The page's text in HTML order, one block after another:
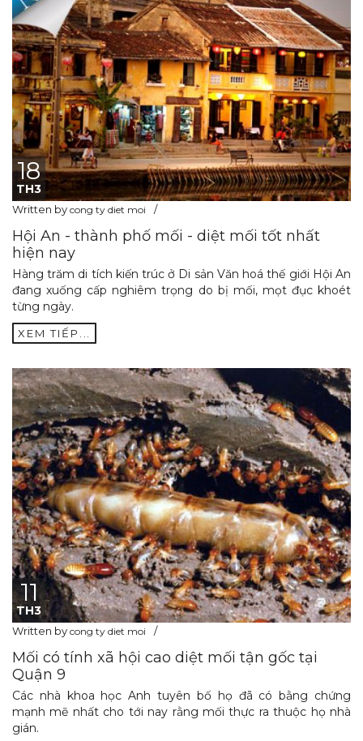
18
TH3
Written by cong ty diet moi
Hội An - thành phố mối - diệt mối tốt nhất
hiện nay
Hàng trăm di tích kiến trúc ở Di sản Văn hoá thế giới Hội An
đang xuống cấp nghiêm trọng do bị mối, mọt đục khoét
từng ngày.
XEM TIẾP...
11
TH3
Written by cong ty diet moi
Mối có tính xã hội cao diệt mối tận gốc tại
Quận 9
Các nhà khoa học Anh tuyên bố họ đã có bằng chứng
mạnh mẽ nhất cho tới nay rằng mối thực ra thuộc họ nhà
gián.